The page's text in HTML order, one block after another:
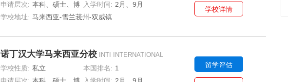
申请层次: 本科、硕士、博
士
入学时间: 2月、9月
学校地址: 马来西亚-雪兰莪州-双威镇
学校详情
诺丁汉大学马来西亚分校 INTI INTERNATIONAL
UNIVERSITY
学校性质: 私立 本国排名: 1
留学评估